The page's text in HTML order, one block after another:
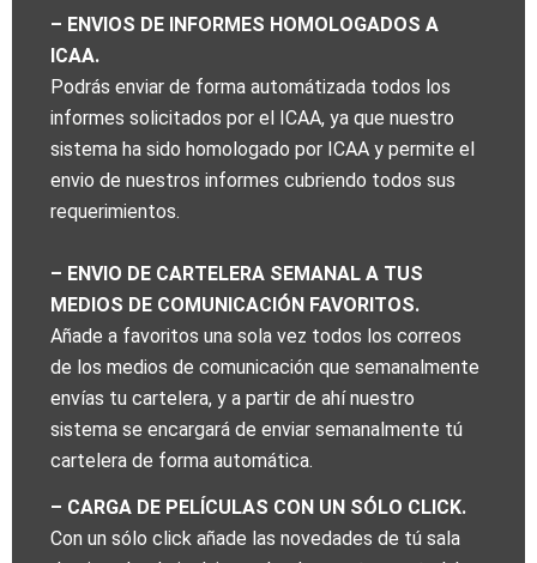
– ENVIOS DE INFORMES HOMOLOGADOS A
ICAA.
Podrás enviar de forma automátizada todos los
informes solicitados por el ICAA, ya que nuestro
sistema ha sido homologado por ICAA y permite el
envio de nuestros informes cubriendo todos sus
requerimientos.
– ENVIO DE CARTELERA SEMANAL A TUS
MEDIOS DE COMUNICACIÓN FAVORITOS.
Añade a favoritos una sola vez todos los correos
de los medios de comunicación que semanalmente
envías tu cartelera, y a partir de ahí nuestro
sistema se encargará de enviar semanalmente tú
cartelera de forma automática.
– CARGA DE PELÍCULAS CON UN SÓLO CLICK.
Con un sólo click añade las novedades de tú sala